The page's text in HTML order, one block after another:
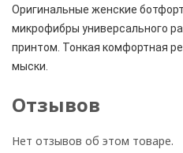
Оригинальные женские
микрофибры универсального
принтом. Тонкая комфортная
мыски.
Отзывов
Нет отзывов об этом товаре.